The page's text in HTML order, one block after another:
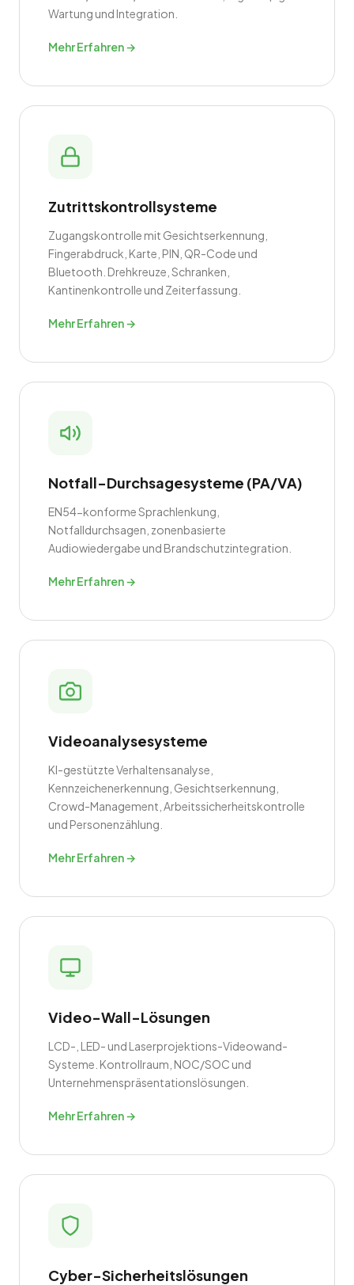
Wartung und Integration.
Mehr Erfahren →
Zutrittskontrollsysteme
Zugangskontrolle mit Gesichtserkennung,
Fingerabdruck, Karte, PIN, QR-Code und
Bluetooth. Drehkreuze, Schranken,
Kantinenkontrolle und Zeiterfassung.
Mehr Erfahren →
Notfall-Durchsagesysteme (PA/VA)
EN54-konforme Sprachlenkung,
Notfalldurchsagen, zonenbasierte
Audiowiedergabe und Brandschutzintegration.
Mehr Erfahren →
Videoanalysesysteme
KI-gestützte Verhaltensanalyse,
Kennzeichenerkennung, Gesichtserkennung,
Crowd-Management, Arbeitssicherheitskontrolle
und Personenzählung.
Mehr Erfahren →
Video-Wall-Lösungen
LCD-, LED- und Laserprojektions-Videowand-
Systeme. Kontrollraum, NOC/SOC und
Unternehmenspräsentationslösungen.
Mehr Erfahren →
Cyber-Sicherheitslösungen